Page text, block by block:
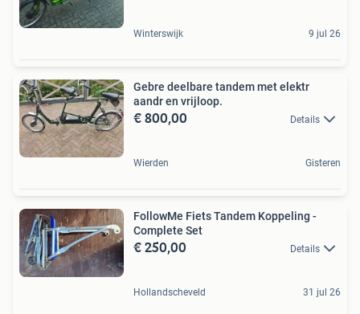
Winterswijk 9 jul 26
Gebre deelbare tandem met elektr
aandr en vrijloop.
€ 800,00 Details
Wierden Gisteren
FollowMe Fiets Tandem Koppeling -
Complete Set
€ 250,00 Details
Hollandscheveld 31 jul 26